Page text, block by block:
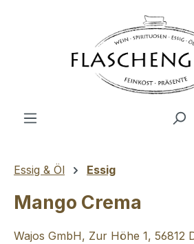
Essig & Öl Essig
Mango Crema
Wajos GmbH, Zur Höhe 1, 56812